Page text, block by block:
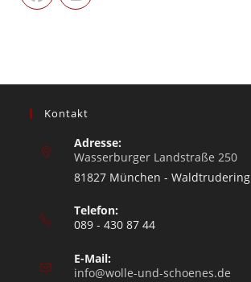
Kontakt
Adresse:
Wasserburger Landstraße 250
81827 München - Waldtrudering
Telefon:
089 - 430 87 44
E-Mail:
info@wolle-und-schoenes.de